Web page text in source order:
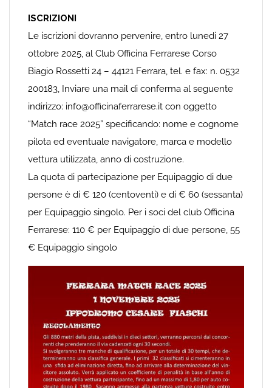
ISCRIZIONI
Le iscrizioni dovranno pervenire, entro lunedi 27
ottobre 2025, al Club Officina Ferrarese Corso
Biagio Rossetti 24 – 44121 Ferrara, tel. e fax: n. 0532
200183, Inviare una mail di conferma al seguente
indirizzo: info@officinaferrarese.it con oggetto
“Match race 2025” specificando: nome e cognome
pilota ed eventuale navigatore, marca e modello
vettura utilizzata, anno di costruzione.
La quota di partecipazione per Equipaggio di due
persone è di € 120 (centoventi) e di € 60 (sessanta)
per Equipaggio singolo. Per i soci del club Officina
Ferrarese: 110 € per Equipaggio di due persone, 55
€ Equipaggio singolo